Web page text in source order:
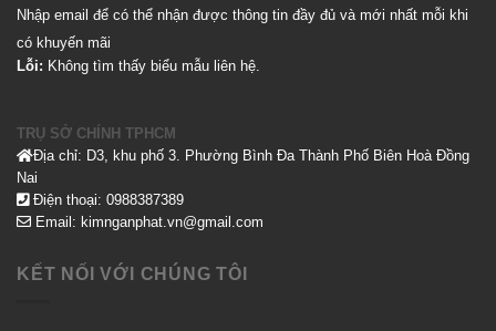
Nhập email để có thể nhận được thông tin đầy đủ và mới nhất mỗi khi
có khuyến mãi
Lỗi: Không tìm thấy biểu mẫu liên hệ.
TRỤ SỞ CHÍNH TPHCM
Địa chỉ: D3, khu phố 3. Phường Bình Đa Thành Phố Biên Hoà Đồng
Nai
Điện thoại: 0988387389
Email: kimnganphat.vn@gmail.com
KẾT NỐI VỚI CHÚNG TÔI